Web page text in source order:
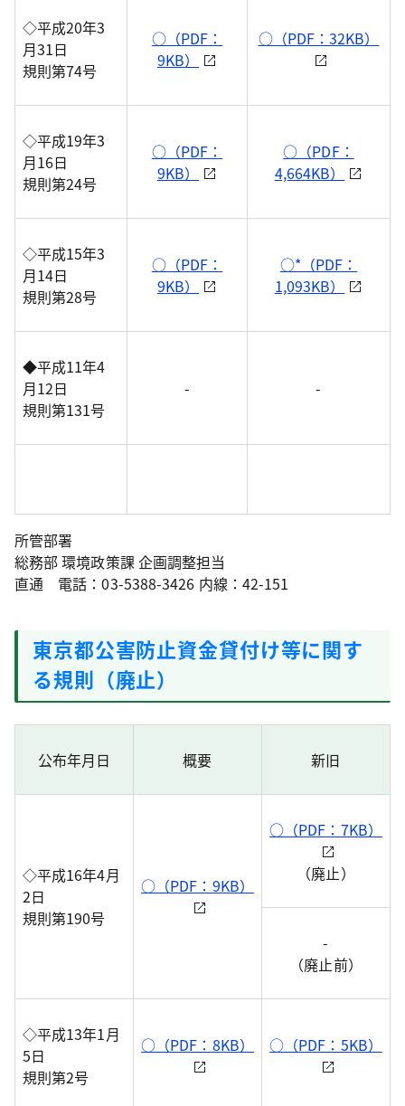
◇平成20年3
月31日
規則第74号
○（PDF：
9KB）
○（PDF：32KB）
◇平成19年3
月16日
規則第24号
○（PDF：
9KB）
○（PDF：
4,664KB）
◇平成15年3
月14日
規則第28号
○（PDF：
9KB）
○*（PDF：
1,093KB）
◆平成11年4
月12日
規則第131号
- -
所管部署
総務部 環境政策課 企画調整担当
直通 電話：03-5388-3426 内線：42-151
東京都公害防止資金貸付け等に関す
る規則（廃止）
公布年月日 概要 新旧
◇平成16年4月
2日
規則第190号
○（PDF：9KB）
○（PDF：7KB）
（廃止）
-
（廃止前）
◇平成13年1月
5日
規則第2号
○（PDF：8KB） ○（PDF：5KB）